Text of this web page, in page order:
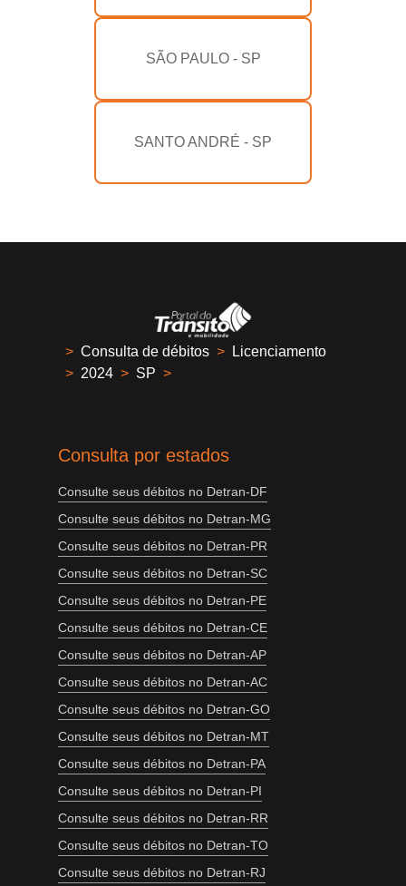
SÃO PAULO - SP
SANTO ANDRÉ - SP
> Consulta de débitos >
Licenciamento
> 2024 > SP >
Consulta por estados
Consulte seus débitos no Detran-DF
Consulte seus débitos no Detran-MG
Consulte seus débitos no Detran-PR
Consulte seus débitos no Detran-SC
Consulte seus débitos no Detran-PE
Consulte seus débitos no Detran-CE
Consulte seus débitos no Detran-AP
Consulte seus débitos no Detran-AC
Consulte seus débitos no Detran-GO
Consulte seus débitos no Detran-MT
Consulte seus débitos no Detran-PA
Consulte seus débitos no Detran-PI
Consulte seus débitos no Detran-RR
Consulte seus débitos no Detran-TO
Consulte seus débitos no Detran-RJ